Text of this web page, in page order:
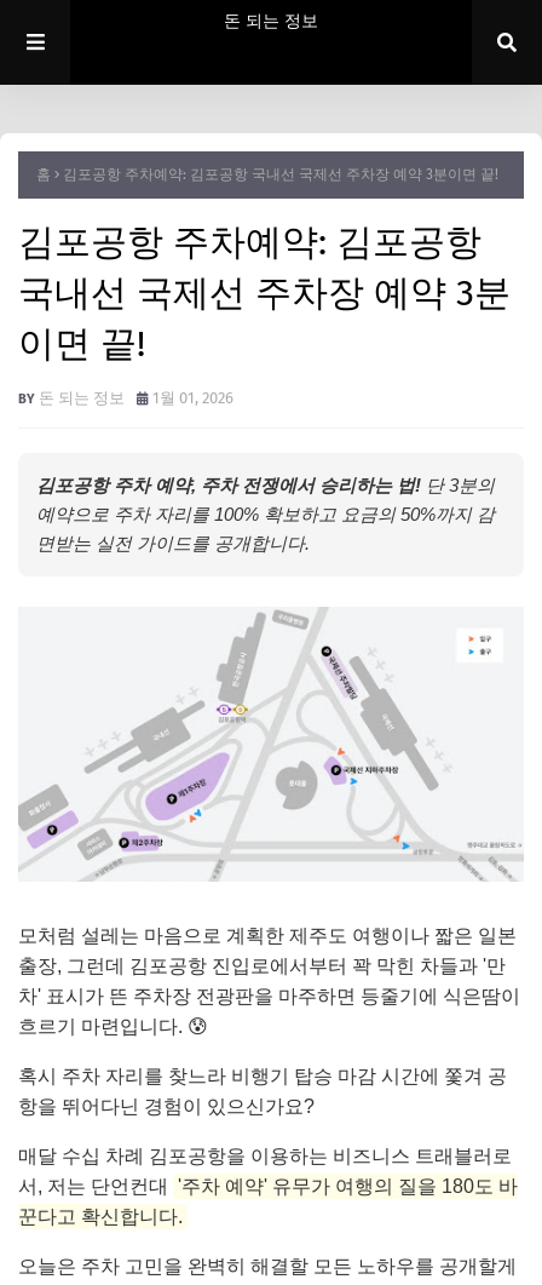
돈 되는 정보
홈 김포공항 주차예약: 김포공항 국내선 국제선 주차장 예약 3분이면 끝!
김포공항 주차예약: 김포공항
국내선 국제선 주차장 예약 3분
이면 끝!
돈 되는 정보 1월 01, 2026
김포공항 주차 예약, 주차 전쟁에서 승리하는 법! 단 3분의
예약으로 주차 자리를 100% 확보하고 요금의 50%까지 감
면받는 실전 가이드를 공개합니다.
모처럼 설레는 마음으로 계획한 제주도 여행이나 짧은 일본
출장, 그런데 김포공항 진입로에서부터 꽉 막힌 차들과 '만
차' 표시가 뜬 주차장 전광판을 마주하면 등줄기에 식은땀이
흐르기 마련입니다. 😰
혹시 주차 자리를 찾느라 비행기 탑승 마감 시간에 쫓겨 공
항을 뛰어다닌 경험이 있으신가요?
매달 수십 차례 김포공항을 이용하는 비즈니스 트래블러로
서, 저는 단언컨대
'주차 예약' 유무가 여행의 질을 180도 바
꾼다고 확신합니다.
오늘은 주차 고민을 완벽히 해결할 모든 노하우를 공개할게